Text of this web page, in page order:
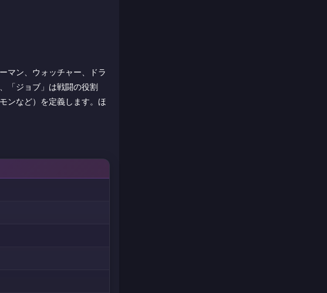
マン、ウォッチャー、ドラ
「ジョブ」は戦闘の役割
ンなど）を定義します。ほ